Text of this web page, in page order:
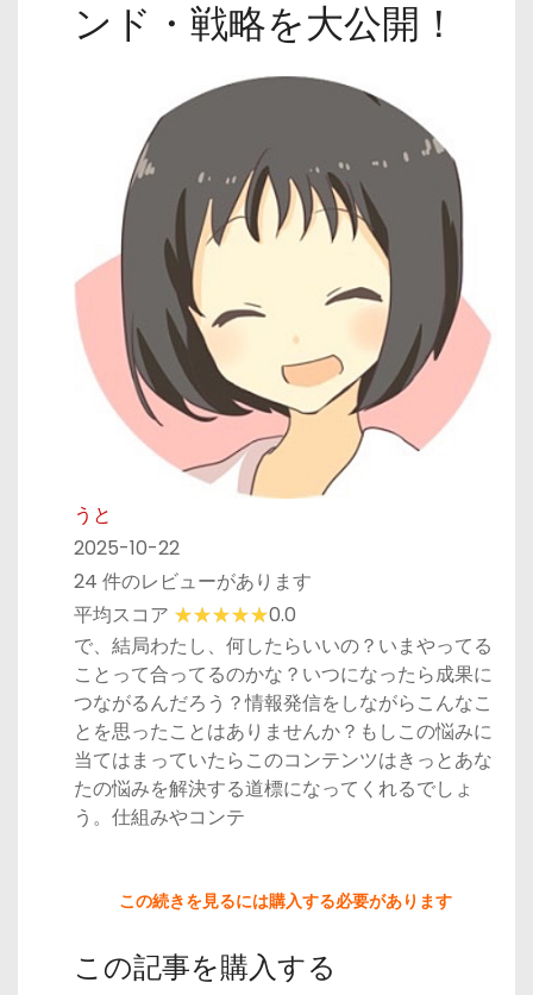
ンド・戦略を大公開！
うと
2025-10-22
24 件のレビューがあります
平均スコア
0.0
で、結局わたし、何したらいいの？いまやってる
ことって合ってるのかな？いつになったら成果に
つながるんだろう？情報発信をしながらこんなこ
とを思ったことはありませんか？もしこの悩みに
当てはまっていたらこのコンテンツはきっとあな
たの悩みを解決する道標になってくれるでしょ
う。仕組みやコンテ
この続きを見るには購入する必要があります
この記事を購入する